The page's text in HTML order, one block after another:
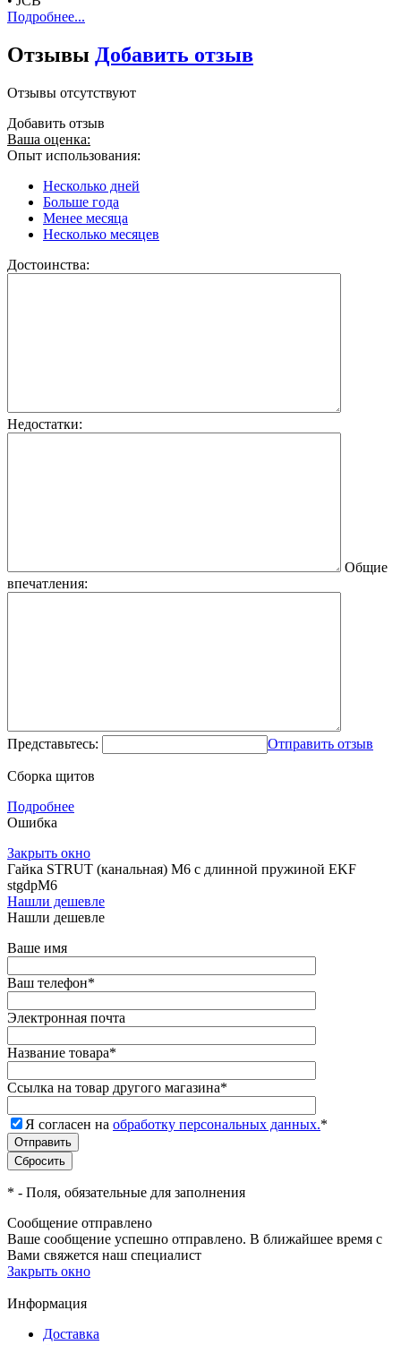
Подробнее...
Отзывы Добавить отзыв
Отзывы отсутствуют
Добавить отзыв
Ваша оценка:
Опыт использования:
Несколько дней
Больше года
Менее месяца
Несколько месяцев
Достоинства:
Недостатки:
Общие
впечатления:
Представьтесь: Отправить отзыв
Сборка щитов
Подробнее
Ошибка
Закрыть окно
Гайка STRUT (канальная) М6 с длинной пружиной EKF
stgdpM6
Нашли дешевле
Нашли дешевле
Ваше имя
Ваш телефон*
Электронная почта
Название товара*
Ссылка на товар другого магазина*
Я согласен на обработку персональных данных.*
* - Поля, обязательные для заполнения
Сообщение отправлено
Ваше сообщение успешно отправлено. В ближайшее время с
Вами свяжется наш специалист
Закрыть окно
Информация
Доставка